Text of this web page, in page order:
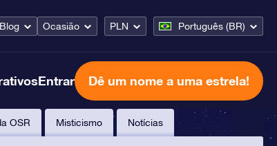
Blog Ocasião PLN Português (BR)
Entrar Dê um nome a uma estrela!
OSR Misticismo Notícias